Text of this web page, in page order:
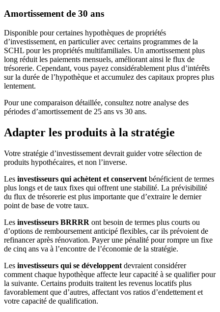
Amortissement de 30 ans
Disponible pour certaines hypothèques de propriétés
d’investissement, en particulier avec certains programmes de la
SCHL pour les propriétés multifamiliales. Un amortissement plus
long réduit les paiements mensuels, améliorant ainsi le flux de
trésorerie. Cependant, vous payez considérablement plus d’intérêts
sur la durée de l’hypothèque et accumulez des capitaux propres plus
lentement.
Pour une comparaison détaillée, consultez notre analyse des
périodes d’amortissement de 25 ans vs 30 ans.
Adapter les produits à la stratégie
Votre stratégie d’investissement devrait guider votre sélection de
produits hypothécaires, et non l’inverse.
Les investisseurs qui achètent et conservent bénéficient de termes
plus longs et de taux fixes qui offrent une stabilité. La prévisibilité
du flux de trésorerie est plus importante que d’extraire le dernier
point de base de votre taux.
Les investisseurs BRRRR ont besoin de termes plus courts ou
d’options de remboursement anticipé flexibles, car ils prévoient de
refinancer après rénovation. Payer une pénalité pour rompre un fixe
de cinq ans va à l’encontre de l’économie de la stratégie.
Les investisseurs qui se développent devraient considérer
comment chaque hypothèque affecte leur capacité à se qualifier pour
la suivante. Certains produits traitent les revenus locatifs plus
favorablement que d’autres, affectant vos ratios d’endettement et
votre capacité de qualification.